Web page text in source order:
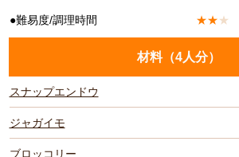
●難易度/調理時間 ★★★
材料（4人分）
スナップエンドウ
ジャガイモ
ブロッコリー